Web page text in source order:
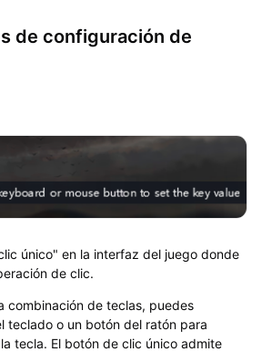
de configuración de
único" en la interfaz del juego donde
de clic.
combinación de teclas, puedes
teclado o un botón del ratón para
tecla. El botón de clic único admite